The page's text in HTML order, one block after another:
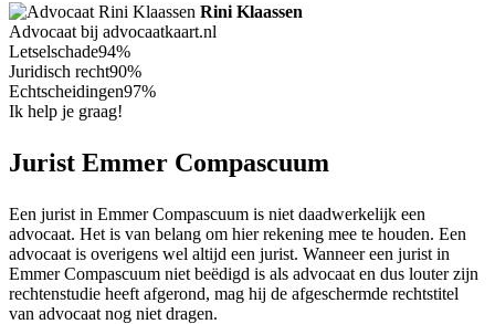
Rini Klaassen
Advocaat bij advocaatkaart.nl
Letselschade94%
Juridisch recht90%
Echtscheidingen97%
Ik help je graag!
Jurist Emmer Compascuum
Een jurist in Emmer Compascuum is niet daadwerkelijk een
advocaat. Het is van belang om hier rekening mee te houden. Een
advocaat is overigens wel altijd een jurist. Wanneer een jurist in
Emmer Compascuum niet beëdigd is als advocaat en dus louter zijn
rechtenstudie heeft afgerond, mag hij de afgeschermde rechtstitel
van advocaat nog niet dragen.